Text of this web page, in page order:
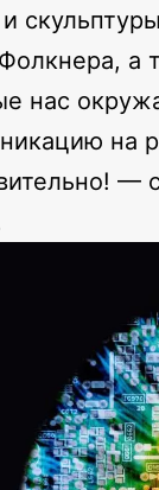
а
нас
на
—